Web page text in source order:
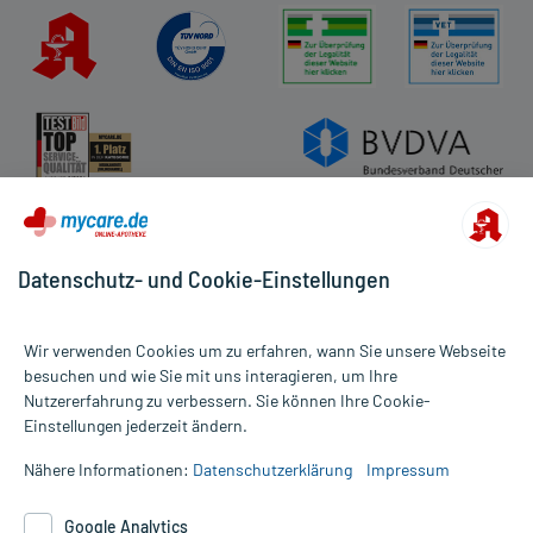
Alle Preise gelten inkl. MwSt., ggf. zzgl. Versandkosten
Informationen auf dieser Website werden ausschließlich für
die Untersuchung und Behandlung durch einen Arzt. Bitte
Datenschutz- und Cookie-Einstellungen
Wir verwenden Cookies um zu erfahren, wann Sie unsere Webseite
besuchen und wie Sie mit uns interagieren, um Ihre
Nutzererfahrung zu verbessern. Sie können Ihre Cookie-
Einstellungen jederzeit ändern.
Nähere Informationen: Datenschutzerklärung Impressum
Google Analytics